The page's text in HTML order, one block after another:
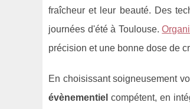
fraîcheur et leur beauté. Des
journées d'été à Toulouse.
précision et une bonne dose de
En choisissant soigneusement
évènementiel compétent, en